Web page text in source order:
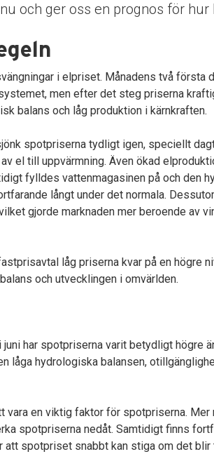
och ger oss en prognos för
i elpriset. Månadens två första
men efter det steg priserna
balans och låg produktion i kärnkraften.
spotpriserna tydligt igen, speciellt
el till uppvärmning. Även ökad
fylldes vattenmagasinen på och den
långt under det normala.
gjorde marknaden mer beroende av
låg priserna kvar på en högre
och utvecklingen i omvärlden.
juni har spotpriserna varit betydligt högre
låga hydrologiska balansen,
vara en viktig faktor för spotpriserna.
spotpriserna nedåt. Samtidigt finns
att spotpriset snabbt kan stiga om det